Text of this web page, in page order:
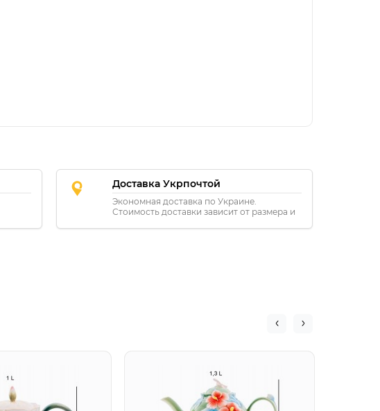
Доставка Укрпочтой
Экономная доставка по Украине.
Стоимость доставки зависит от размера и